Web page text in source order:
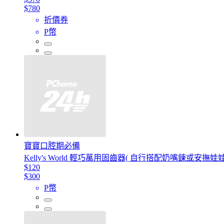
$780
折價券
P幣
寶寶口腔期必備
Kelly's World 輕巧萬用固齒器( 自行搭配奶嘴鍊或安撫娃
$120
$300
P幣